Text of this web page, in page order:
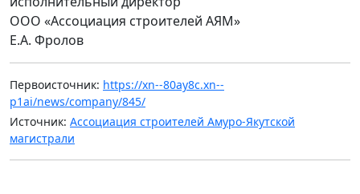
ООО «Ассоциация строителей АЯМ»
Е.А. Фролов
Первоисточник: https://xn--80ay8c.xn--
p1ai/news/company/845/
Источник: Ассоциация строителей Амуро-Якутской
магистрали